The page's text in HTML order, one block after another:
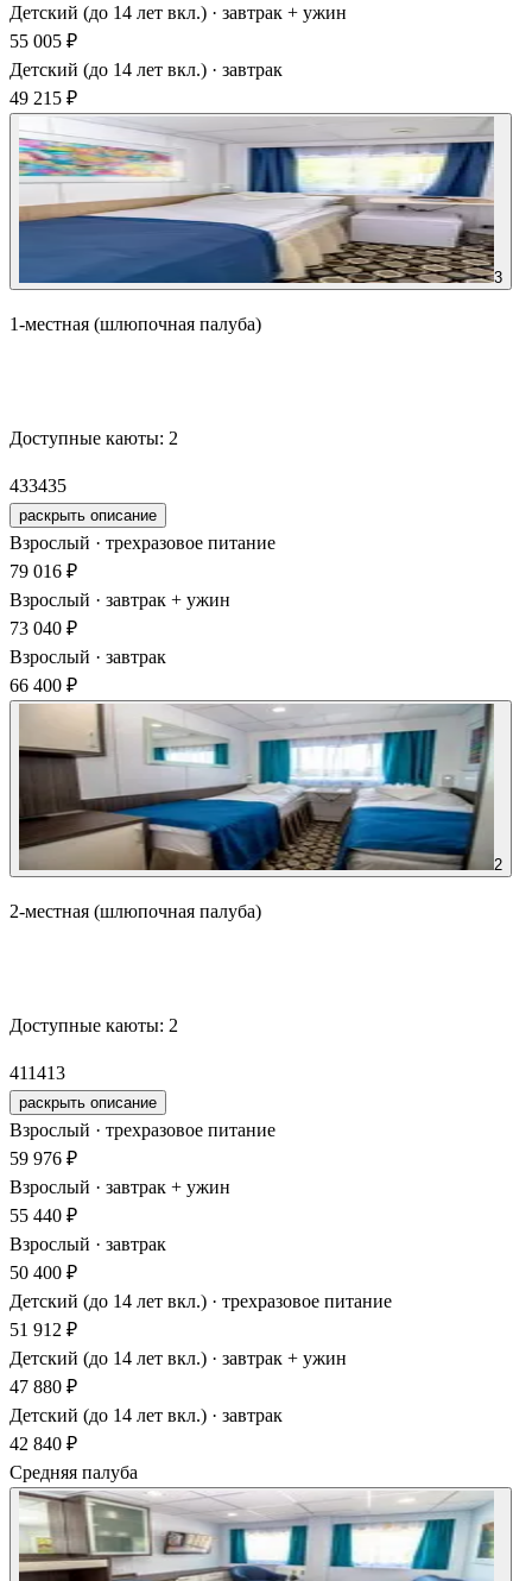
Детский (до 14 лет вкл.) · завтрак + ужин
55 005 ₽
Детский (до 14 лет вкл.) · завтрак
49 215 ₽
3
1-местная (шлюпочная палуба)
Доступные каюты: 2
433435
раскрыть описание
Взрослый · трехразовое питание
79 016 ₽
Взрослый · завтрак + ужин
73 040 ₽
Взрослый · завтрак
66 400 ₽
2
2-местная (шлюпочная палуба)
Доступные каюты: 2
411413
раскрыть описание
Взрослый · трехразовое питание
59 976 ₽
Взрослый · завтрак + ужин
55 440 ₽
Взрослый · завтрак
50 400 ₽
Детский (до 14 лет вкл.) · трехразовое питание
51 912 ₽
Детский (до 14 лет вкл.) · завтрак + ужин
47 880 ₽
Детский (до 14 лет вкл.) · завтрак
42 840 ₽
Средняя палуба